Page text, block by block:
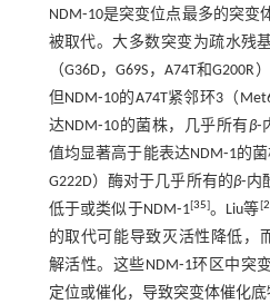
NDM⁃10是突变位点最多的突
被取代。大多数突变为疏水残
（G36D，G69S，A74T和
但NDM⁃10的A74T紧邻环3（
达NDM⁃10的菌株，几乎所有 β⁃
值均显著高于能表达NDM⁃1的
G222D）酶对于几乎所有的β⁃内
低于或类似于NDM⁃1[35]。Liu等[
的取代可能导致灭活性降低，
解活性。这些NDM⁃1环区中突
定位或催化，导致突变体催化